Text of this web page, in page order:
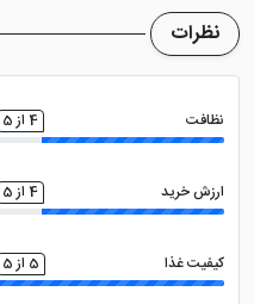
بالکن قابل استفاده
اتو
نظرات
نظافت 4 از 5
ارزش خرید 4 از 5
کیفیت غذا 5 از 5